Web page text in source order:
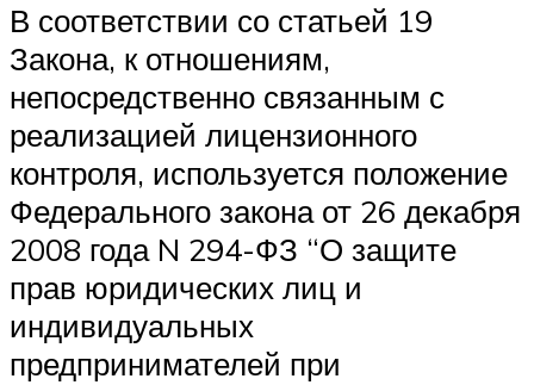
В соответствии со статьей 19
Закона, к отношениям,
непосредственно связанным с
реализацией лицензионного
контроля, используется положение
Федерального закона от 26 декабря
2008 года N 294-ФЗ “О защите
прав юридических лиц и
индивидуальных
предпринимателей при